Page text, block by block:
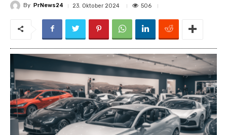
By PrNews24 23. Oktober 2024 506